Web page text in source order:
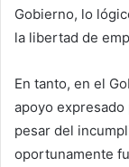
Gobierno, lo
la libertad de
En tanto, en el
apoyo
pesar del
oportunamente